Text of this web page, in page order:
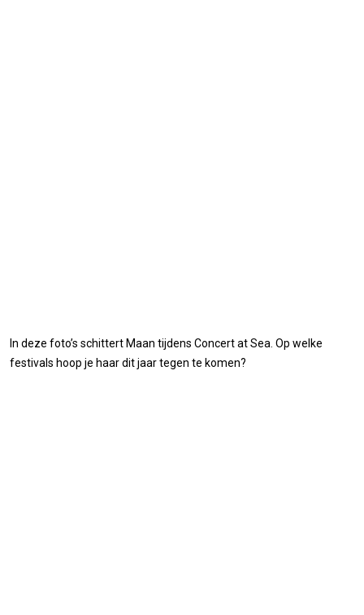
In deze foto’s schittert Maan tijdens Concert at Sea. Op welke
festivals hoop je haar dit jaar tegen te komen?